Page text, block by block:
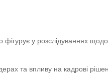
у розслідуваннях щодо
та впливу на кадрові